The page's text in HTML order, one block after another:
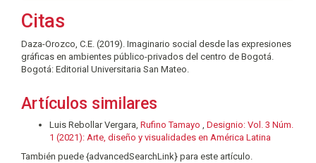
Citas
Daza-Orozco, C.E. (2019). Imaginario social desde las expresiones
gráficas en ambientes público-privados del centro de Bogotá.
Bogotá: Editorial Universitaria San Mateo.
Artículos similares
Luis Rebollar Vergara, Rufino Tamayo , Designio: Vol. 3 Núm.
1 (2021): Arte, diseño y visualidades en América Latina
También puede {advancedSearchLink} para este artículo.